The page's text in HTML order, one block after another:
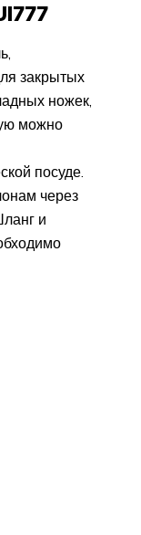
закрытых
ножек,
можно
посуде.
через
и